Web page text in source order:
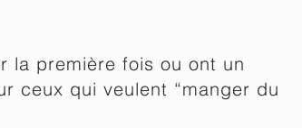
la première fois ou ont un
ceux qui veulent “manger du